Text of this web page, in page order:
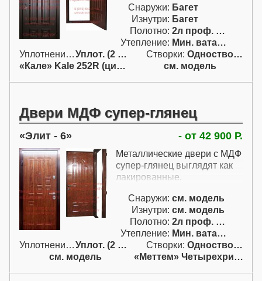
установить панель МДФ.
Ламинированные
противопожарные
металлические двери
устанавливают только
внутри помещений, поэтому
противопожарные двери мы
не изготавливаем, так как и
даже с панелями МДФ с
противопожарные двери
запрашиваются не очень
часто. Но вы можете сами
приобрести у производителя
шпонированных панелей
такую панель и мы приклеим
панель на нашу дверь.
Возможно это окажется
даже менее затратно.
противопожарные двери (с
Снаружи: Багет
Изнутри: Багет
Полотно:
2л проф. двойн.
Утепление:
Мин. вата / пенопл.
Уплотнение:
Уплот. (2 конт.) Створки:
Одностворчатая (А)
«Кале» Kale 252R (цил. с ручк.)
см. модель
Двери МДФ супер-глянец
Элит - 6 - от 42 900 Р.
Металлические двери с МДФ
супер-глянец выглядят как
лакированные.
Снаружи: см. модель
Изнутри: см. модель
Полотно:
2л проф. двойн.
Утепление:
Мин. вата / пенопл.
Уплотнение:
Уплот. (2 конт.) Створки:
Одностворчатая (А)
см. модель
«Меттем» Четырехригельный